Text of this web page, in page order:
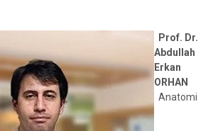
Prof. Dr.
Abdullah
Erkan
ORHAN
Anatomi